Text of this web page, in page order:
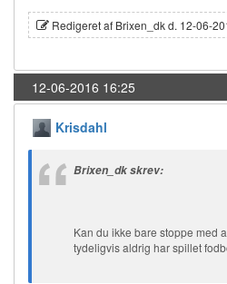
Redigeret af Brixen_dk d. 12-06-
12-06-2016 16:25
Krisdahl
Brixen_dk skrev:
Kan du ikke bare stoppe med
tydeligvis aldrig har spillet